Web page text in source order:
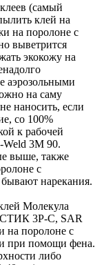
(самый
клей на
на поролоне с
выветрится
экокожу на
аэрозольными
на саму
наносить, если
со 100%
к рабочей
Weld 3M 90.
выше, также
с
нарекания.
Молекула
3P-C, SAR
на поролоне с
при помощи фена.
либо